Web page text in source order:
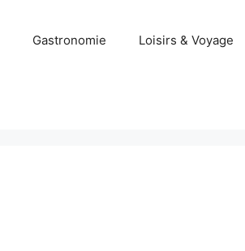
Gastronomie Loisirs & Voyage